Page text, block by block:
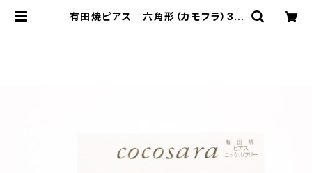
有田焼ピアス 六角形（カモフラ）3 |